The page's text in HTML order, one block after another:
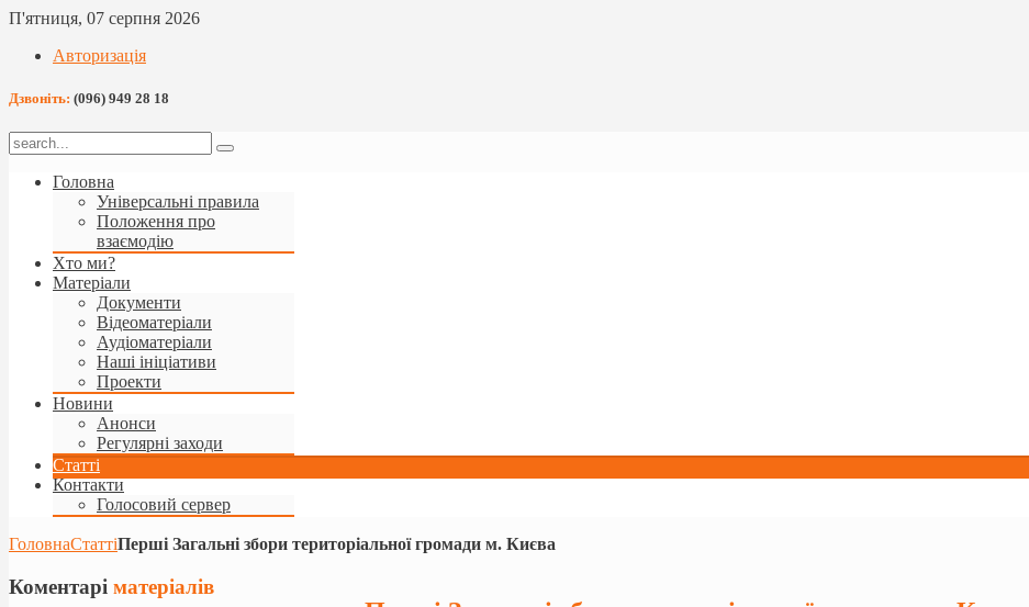
П'ятниця, 07 серпня 2026
Авторизація
Дзвоніть: (096) 949 28 18
Головна
Універсальні правила
Положення про
взаємодію
Хто ми?
Матеріали
Документи
Відеоматеріали
Аудіоматеріали
Наші ініціативи
Проекти
Новини
Анонси
Регулярні заходи
Статті
Контакти
Голосовий сервер
ГоловнаСтаттіПерші Загальні збори територіальної громади м. Києва
Коментарі матеріалів